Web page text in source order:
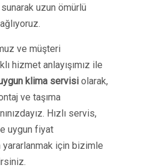
sunarak uzun ömürlü
ve müşteri
hizmet anlayışımız ile
klima servisi olarak,
ve taşıma
Hızlı servis,
uygun fiyat
yararlanmak için bizimle